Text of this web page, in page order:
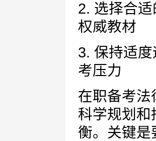
2. 选择合
权威教材
3. 保持适
考压力
在职备考法
科学规划和
衡。关键是